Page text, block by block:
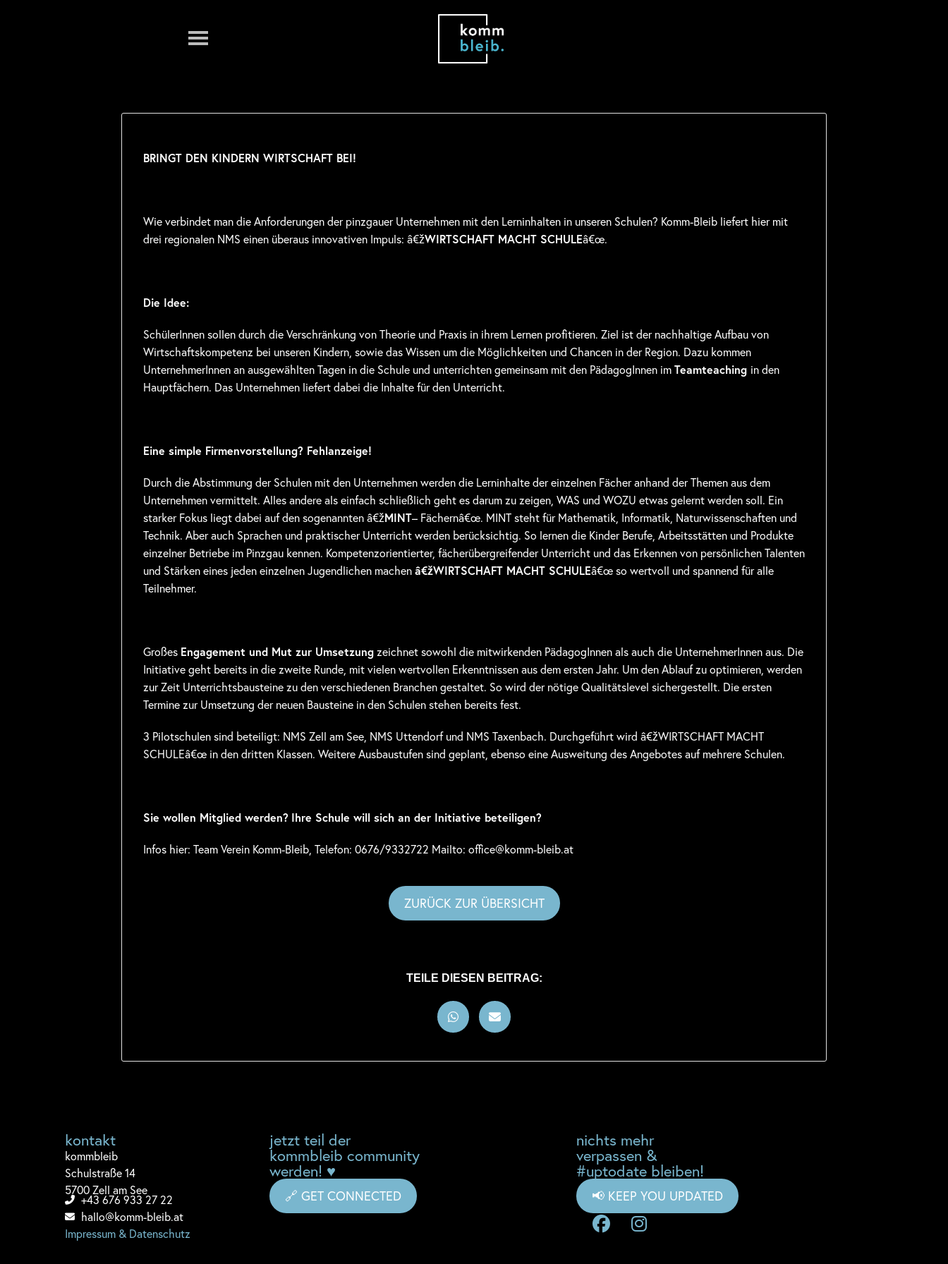
Menu
BRINGT DEN KINDERN WIRTSCHAFT BEI!
Wie verbindet man die Anforderungen der pinzgauer Unternehmen mit den Lerninhalten in unseren Schulen? Komm-Bleib liefert hier mit
drei regionalen NMS einen überaus innovativen Impuls: â€žWIRTSCHAFT MACHT SCHULEâ€œ.
Die Idee:
SchülerInnen sollen durch die Verschränkung von Theorie und Praxis in ihrem Lernen profitieren. Ziel ist der nachhaltige Aufbau von
Wirtschaftskompetenz bei unseren Kindern, sowie das Wissen um die Möglichkeiten und Chancen in der Region. Dazu kommen
UnternehmerInnen an ausgewählten Tagen in die Schule und unterrichten gemeinsam mit den PädagogInnen imTeamteaching in den
Hauptfächern. Das Unternehmen liefert dabei die Inhalte für den Unterricht.
Eine simple Firmenvorstellung? Fehlanzeige!
Durch die Abstimmung der Schulen mit den Unternehmen werden die Lerninhalte der einzelnen Fächer anhand der Themen aus dem
Unternehmen vermittelt. Alles andere als einfach schließlich geht es darum zu zeigen, WAS und WOZU etwas gelernt werden soll. Ein
starker Fokus liegt dabei auf den sogenannten â€žMINT– Fächernâ€œ. MINT steht für Mathematik, Informatik, Naturwissenschaften und
Technik. Aber auch Sprachen und praktischer Unterricht werden berücksichtig. So lernen die Kinder Berufe, Arbeitsstätten und Produkte
einzelner Betriebe im Pinzgau kennen. Kompetenzorientierter, fächerübergreifender Unterricht und das Erkennen von persönlichen Talenten
und Stärken eines jeden einzelnen Jugendlichen machenâ€žWIRTSCHAFT MACHT SCHULEâ€œ so wertvoll und spannend für alle
Teilnehmer.
Großes Engagement und Mut zur Umsetzungzeichnet sowohl die mitwirkenden PädagogInnen als auch die UnternehmerInnen aus. Die
Initiative geht bereits in die zweite Runde, mit vielen wertvollen Erkenntnissen aus dem ersten Jahr. Um den Ablauf zu optimieren, werden
zur Zeit Unterrichtsbausteine zu den verschiedenen Branchen gestaltet. So wird der nötige Qualitätslevel sichergestellt. Die ersten
Termine zur Umsetzung der neuen Bausteine in den Schulen stehen bereits fest.
3 Pilotschulen sind beteiligt: NMS Zell am See, NMS Uttendorf und NMS Taxenbach. Durchgeführt wird â€žWIRTSCHAFT MACHT
SCHULEâ€œ in den dritten Klassen. Weitere Ausbaustufen sind geplant, ebenso eine Ausweitung des Angebotes auf mehrere Schulen.
Sie wollen Mitglied werden? Ihre Schule will sich an der Initiative beteiligen?
Infos hier: Team Verein Komm-Bleib, Telefon: 0676/9332722 Mailto: office@komm-bleib.at
ZURÜCK ZUR ÜBERSICHT
TEILE DIESEN BEITRAG:
kontakt
kommbleib
Schulstraße 14
5700 Zell am See
+43 676 933 27 22
hallo@komm-bleib.at
Impressum & Datenschutz
jetzt teil der
kommbleib community
werden! ♥
🔗 GET CONNECTED
nichts mehr
verpassen &
#uptodate bleiben!
📢 KEEP YOU UPDATED